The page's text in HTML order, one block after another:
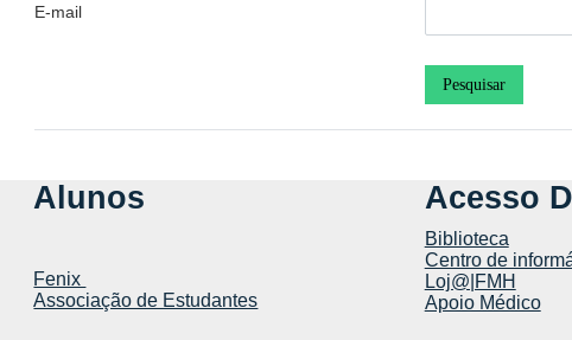
E-mail
Alunos
Fenix
Associação de Estudantes
Acesso
Biblioteca
Centro de
Loj@|FMH
Apoio Médico